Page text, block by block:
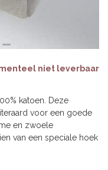
niet leverbaar
katoen. Deze
voor een goede
en zwoele
van een speciale hoek